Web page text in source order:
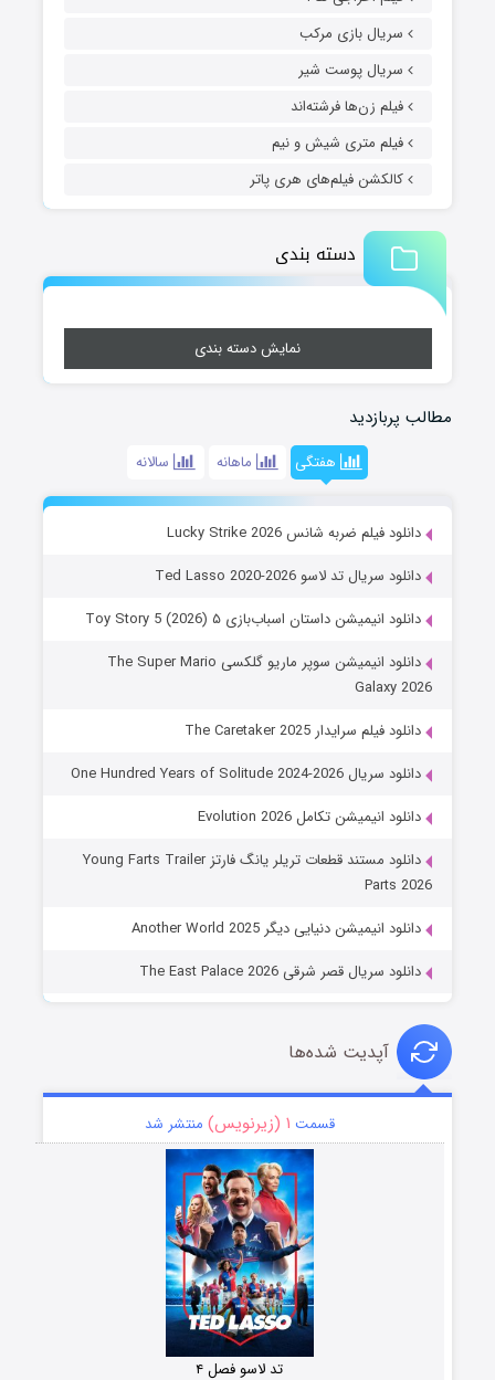
سریال بازی مرکب
سریال پوست شیر
فیلم زن‌ها فرشته‌اند
فیلم متری شیش و نیم
کالکشن فیلم‌های هری پاتر
دسته بندی
نمایش دسته بندی
مطالب پربازدید
هفتگی ماهانه سالانه
دانلود فیلم ضربه شانس Lucky Strike 2026
دانلود سریال تد لاسو Ted Lasso 2020-2026
دانلود انیمیشن داستان اسباب‌بازی ۵ Toy Story 5 (2026)
دانلود انیمیشن سوپر ماریو گلکسی The Super Mario
Galaxy 2026
دانلود فیلم سرایدار The Caretaker 2025
دانلود سریال One Hundred Years of Solitude 2024-2026
دانلود انیمیشن تکامل Evolution 2026
دانلود مستند قطعات تریلر یانگ فارتز Young Farts Trailer
Parts 2026
دانلود انیمیشن دنیایی دیگر Another World 2025
دانلود سریال قصر شرقی The East Palace 2026
آپدیت شده‌ها
قسمت ۱ (زیرنویس) منتشر شد
تد لاسو فصل ۴